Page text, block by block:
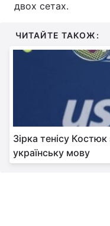
двох сетах.
ЧИТАЙТЕ ТАКОЖ:
Зірка тенісу
українську мову